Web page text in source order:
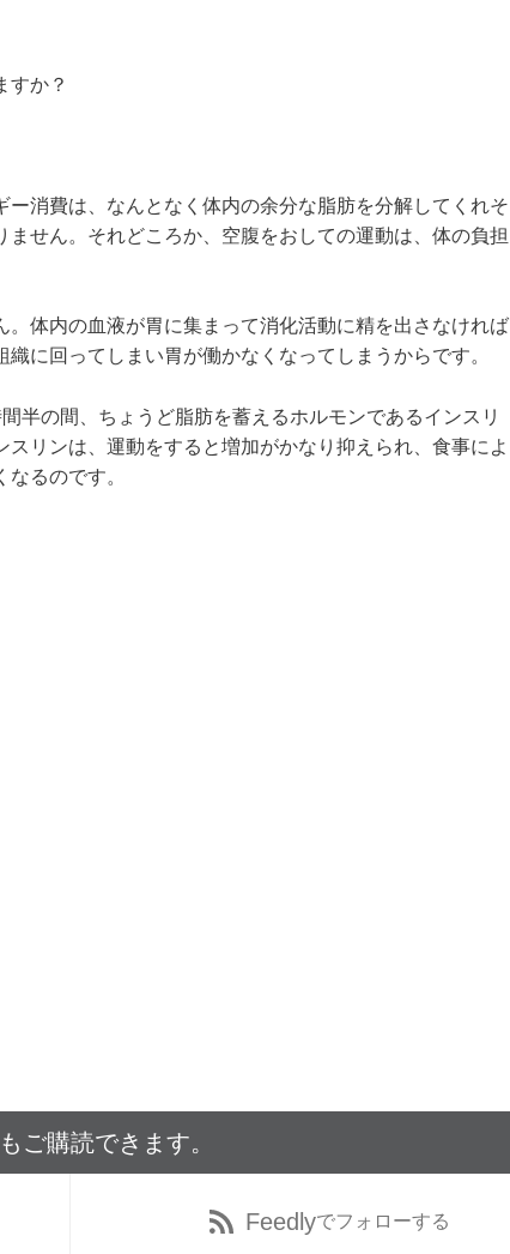
すか？
消費は、なんとなく体内の余分な脂肪を分解してくれそ
せん。それどころか、空腹をおしての運動は、体の負担
体内の血液が胃に集まって消化活動に精を出さなければ
に回ってしまい胃が働かなくなってしまうからです。
半の間、ちょうど脂肪を蓄えるホルモンであるインスリ
リンは、運動をすると増加がかなり抑えられ、食事によ
るのです。
ご購読できます。
Feedlyでフォローする